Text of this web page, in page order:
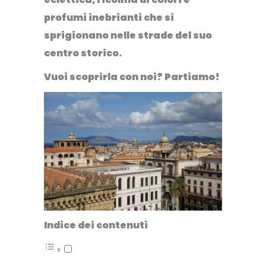
profumi inebrianti che si
sprigionano nelle strade del suo
centro storico.
Vuoi scoprirla con noi? Partiamo!
Indice dei contenuti